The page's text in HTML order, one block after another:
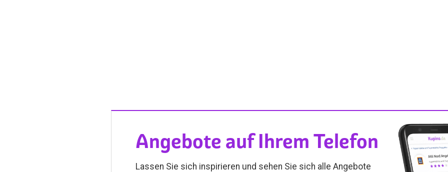
Angebote auf Ihrem Telefon
Lassen Sie sich inspirieren und sehen Sie sich alle Angebote